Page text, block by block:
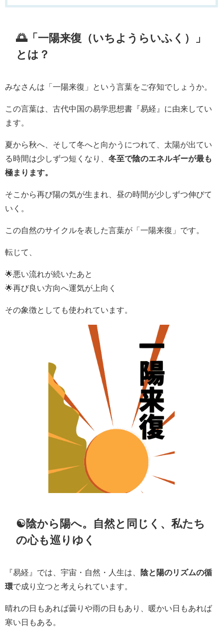
🌅「一陽来復（いちようらいふく）」
とは？
みなさんは「一陽来復」という言葉をご存知でしょうか。
この言葉は、古代中国の易学思想書『易経』に由来してい
ます。
夏から秋へ、そして冬へと向かうにつれて、太陽が出てい
る時間は少しずつ短くなり、 冬至で陰のエネルギーが最も
極まります。
そこから再び陽の気が生まれ、昼の時間が少しずつ伸びて
いく。
この自然のサイクルを表した言葉が「一陽来復」です。
転じて、
🌟悪い流れが続いたあと
🌟再び良い方向へ運気が上向く
その象徴としても使われています。
☯陰から陽へ。自然と同じく、私たち
の心も巡りゆく
『易経』では、宇宙・自然・人生は、
陰と陽のリズムの循
環で成り立つと考えられています。
晴れの日もあれば曇りや雨の日もあり、暖かい日もあれば
寒い日もある。